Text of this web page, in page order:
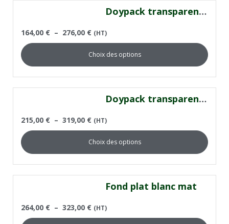
Doypack transparent métallisé
164,00 € – 276,00 € (HT)
Choix des options
Doypack transparent or métallisé
215,00 € – 319,00 € (HT)
Choix des options
Fond plat blanc mat
264,00 € – 323,00 € (HT)